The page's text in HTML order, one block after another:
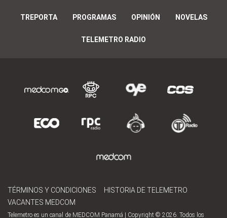
TREPORTA PROGRAMAS OPINIÓN NOVELAS
TELEMETRO RADIO
TÉRMINOS Y CONDICIONES
HISTORIA DE TELEMETRO
VACANTES MEDCOM
Telemetro es un canal de MEDCOM Panamá | Copyright © 2026. Todos los